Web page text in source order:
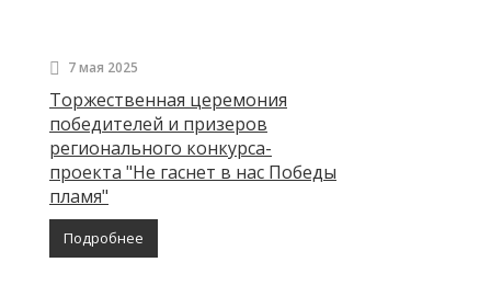
7 мая 2025
Торжественная церемония
победителей и призеров
регионального конкурса-
проекта "Не гаснет в нас Победы
пламя"
Подробнее